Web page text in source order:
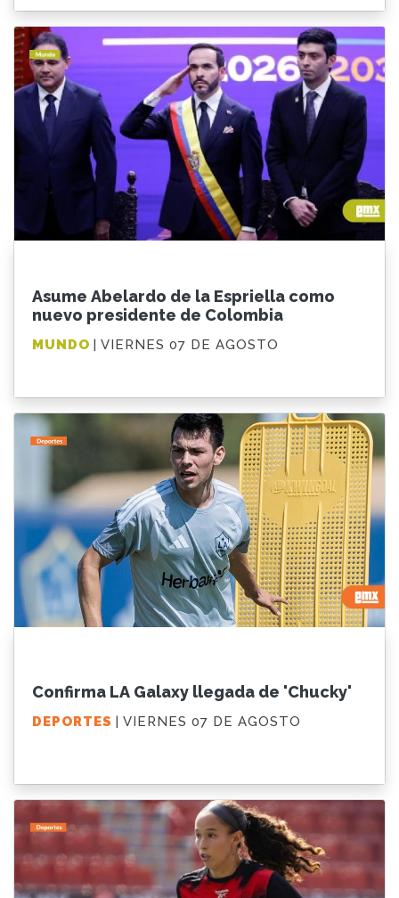
Asume Abelardo de la Espriella como
nuevo presidente de Colombia
MUNDO | VIERNES 07 DE AGOSTO
Confirma LA Galaxy llegada de 'Chucky'
DEPORTES | VIERNES 07 DE AGOSTO